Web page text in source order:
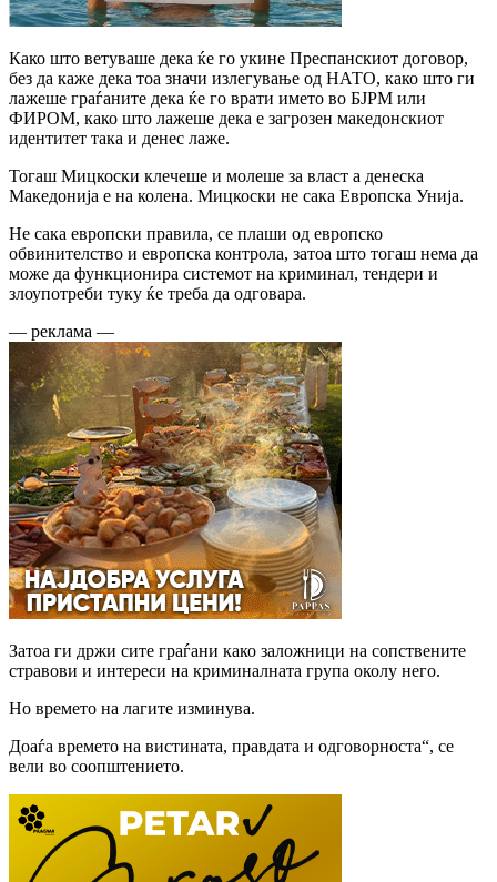
Како што ветуваше дека ќе го укине Преспанскиот договор,
без да каже дека тоа значи излегување од НАТО, како што ги
лажеше граѓаните дека ќе го врати името во БЈРМ или
ФИРОМ, како што лажеше дека е загрозен македонскиот
идентитет така и денес лаже.
Тогаш Мицкоски клечеше и молеше за власт а денеска
Македонија е на колена. Мицкоски не сака Европска Унија.
Не сака европски правила, се плаши од европско
обвинителство и европска контрола, затоа што тогаш нема да
може да функционира системот на криминал, тендери и
злоупотреби туку ќе треба да одговара.
— реклама —
Затоа ги држи сите граѓани како заложници на сопствените
стравови и интереси на криминалната група околу него.
Но времето на лагите изминува.
Доаѓа времето на вистината, правдата и одговорноста“, се
вели во соопштението.